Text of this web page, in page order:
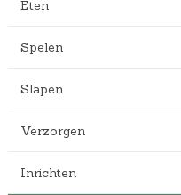
Eten
Spelen
Slapen
Verzorgen
Inrichten